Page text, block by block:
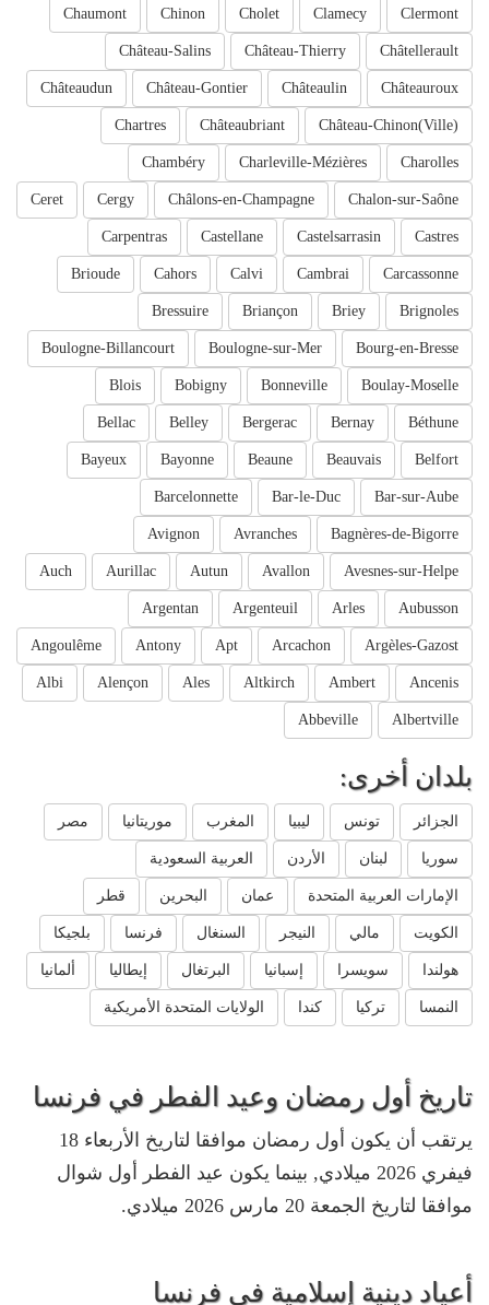
Clermont
Clamecy
Cholet
Chinon
Chaumont
Châtellerault
Château-Thierry
Château-Salins
Châteauroux
Châteaulin
Château-Gontier
Châteaudun
Château-Chinon(Ville)
Châteaubriant
Chartres
Charolles
Charleville-Mézières
Chambéry
Chalon-sur-Saône
Châlons-en-Champagne
Cergy
Ceret
Castres
Castelsarrasin
Castellane
Carpentras
Carcassonne
Cambrai
Calvi
Cahors
Brioude
Brignoles
Briey
Briançon
Bressuire
Bourg-en-Bresse
Boulogne-sur-Mer
Boulogne-Billancourt
Boulay-Moselle
Bonneville
Bobigny
Blois
Béthune
Bernay
Bergerac
Belley
Bellac
Belfort
Beauvais
Beaune
Bayonne
Bayeux
Bar-sur-Aube
Bar-le-Duc
Barcelonnette
Bagnères-de-Bigorre
Avranches
Avignon
Avesnes-sur-Helpe
Avallon
Autun
Aurillac
Auch
Aubusson
Arles
Argenteuil
Argentan
Argèles-Gazost
Arcachon
Apt
Antony
Angoulême
Ancenis
Ambert
Altkirch
Ales
Alençon
Albi
Albertville
Abbeville
بلدان أخرى:
الجزائر تونس ليبيا المغرب موريتانيا مصر
سوريا لبنان الأردن العربية السعودية
الإمارات العربية المتحدة عمان البحرين قطر
الكويت مالي النيجر السنغال فرنسا بلجيكا
هولندا سويسرا إسبانيا البرتغال إيطاليا ألمانيا
النمسا تركيا كندا الولايات المتحدة الأمريكية
تاريخ أول رمضان وعيد الفطر في فرنسا
يرتقب أن يكون أول رمضان موافقا لتاريخ الأربعاء 18
فيفري 2026 ميلادي, بينما يكون عيد الفطر أول شوال
موافقا لتاريخ الجمعة 20 مارس 2026 ميلادي.
أعياد دينية إسلامية في فرنسا